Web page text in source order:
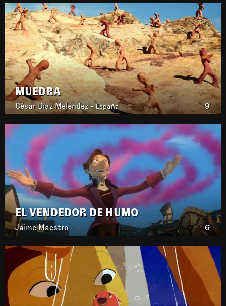
MUEDRA
9'
César Díaz Meléndez -España
EL VENDEDOR DE HUMO
6'
Jaime Maestro -